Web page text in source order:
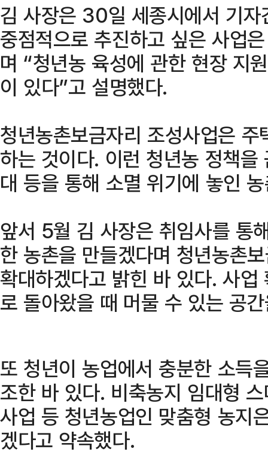
김 사장은 30일 세종시에서 기
중점적으로 추진하고 싶은 사업
며 “청년농 육성에 관한 현장 지
이 있다”고 설명했다.
청년농촌보금자리 조성사업은
하는 것이다. 이런 청년농 정책을
대 등을 통해 소멸 위기에 놓인
앞서 5월 김 사장은 취임사를 통
한 농촌을 만들겠다며 청년농촌
확대하겠다고 밝힌 바 있다. 사
로 돌아왔을 때 머물 수 있는 공
또 청년이 농업에서 충분한 소득
조한 바 있다. 비축농지 임대형
사업 등 청년농업인 맞춤형 농지
겠다고 약속했다.